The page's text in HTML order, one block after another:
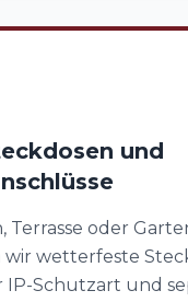
und
Terrasse oder
wir wetterfeste
IP-Schutzart und